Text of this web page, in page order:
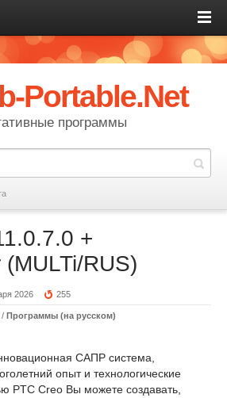
Portable.Net
программы
+
RUS)
2026 255
/ Программы (на русском)
САПР система,
опыт и технологические
PTC Creo Вы можете создавать,